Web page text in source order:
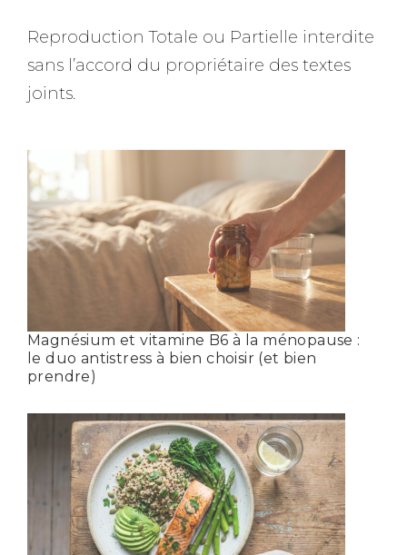
Reproduction Totale ou Partielle interdite
sans l’accord du propriétaire des textes
joints.
Magnésium et vitamine B6 à la ménopause :
le duo antistress à bien choisir (et bien
prendre)